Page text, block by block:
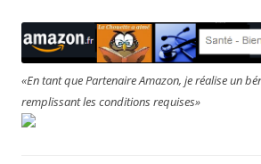
«En tant que Partenaire Amazon, je réalise un
remplissant les conditions requises»